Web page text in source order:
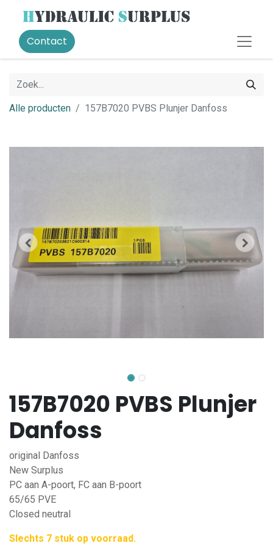
Contact
Alle producten 157B7020 PVBS Plunjer Danfoss
157B7020 PVBS Plunjer
Danfoss
original Danfoss
New Surplus
PC aan A-poort, FC aan B-poort
65/65 PVE
Closed neutral
Slechts 7 stuk op voorraad.